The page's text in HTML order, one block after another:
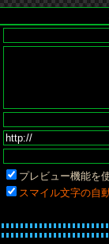
プレビュー機能を
スマイル文字の自